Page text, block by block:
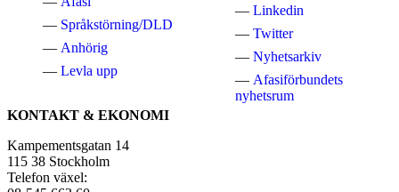
Språkstörning/DLD
Anhörig
Levla upp
Linkedin
Twitter
Nyhetsarkiv
Afasiförbundets
nyhetsrum
KONTAKT & EKONOMI
Kampementsgatan 14
115 38 Stockholm
Telefon växel: